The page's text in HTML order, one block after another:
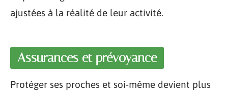
ajustées à la réalité de leur activité.
Assurances et prévoyance
Protéger ses proches et soi-même devient plus